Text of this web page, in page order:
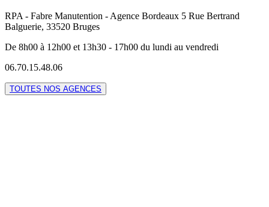
RPA - Fabre Manutention - Agence Bordeaux 5 Rue Bertrand
Balguerie, 33520 Bruges
De 8h00 à 12h00 et 13h30 - 17h00 du lundi au vendredi
06.70.15.48.06
TOUTES NOS AGENCES